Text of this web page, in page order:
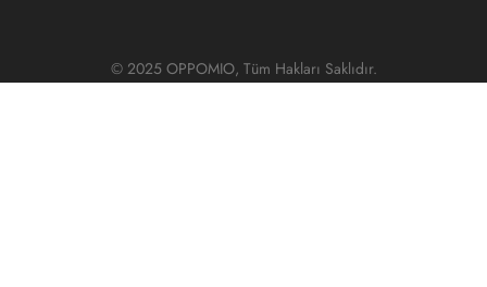
© 2025 OPPOMIO, Tüm Hakları Saklıdır.